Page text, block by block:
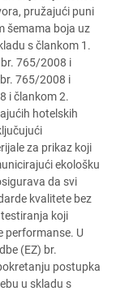
pružajući puni
šemama boja uz
s člankom 1.
765/2008 i
765/2008 i
i člankom 2.
hotelskih
za prikaz koji
ekološku
da svi
kvalitete bez
koji
performanse. U
(EZ) br.
postupka
u skladu s